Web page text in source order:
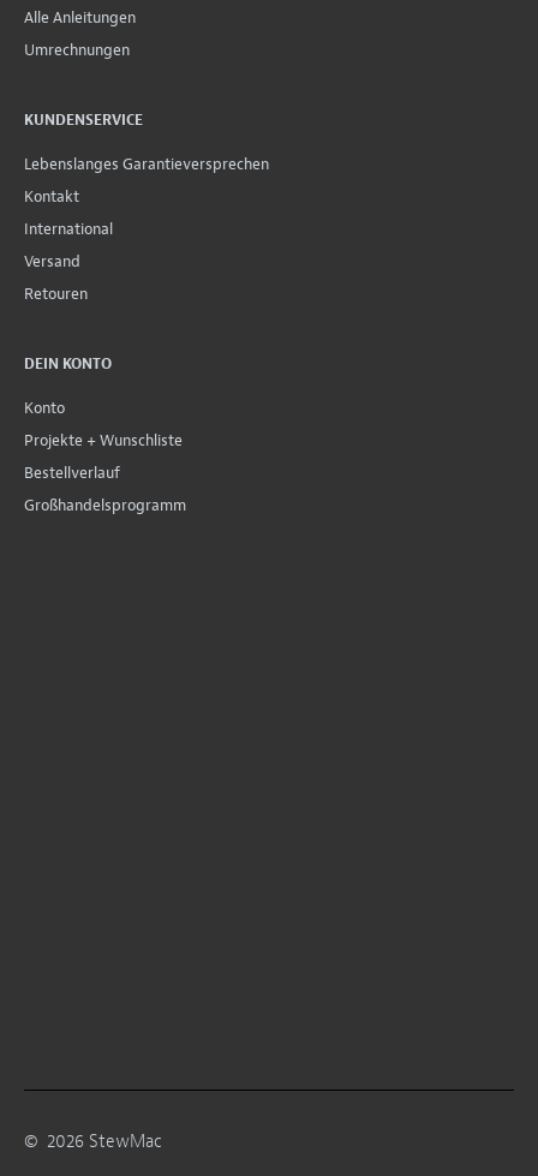
Alle Anleitungen
Umrechnungen
KUNDENSERVICE
Lebenslanges Garantieversprechen
Kontakt
International
Versand
Retouren
DEIN KONTO
Konto
Projekte + Wunschliste
Bestellverlauf
Großhandelsprogramm
© 2026 StewMac